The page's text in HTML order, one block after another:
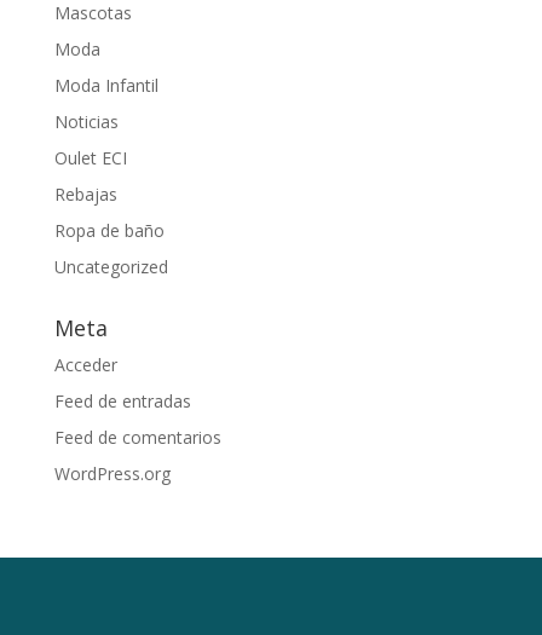
Mascotas
Moda
Moda Infantil
Noticias
Oulet ECI
Rebajas
Ropa de baño
Uncategorized
Meta
Acceder
Feed de entradas
Feed de comentarios
WordPress.org